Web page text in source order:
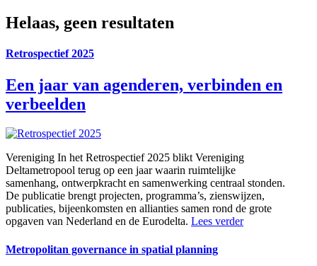
Helaas, geen resultaten
Retrospectief 2025
Een jaar van agenderen, verbinden en
verbeelden
Vereniging In het Retrospectief 2025 blikt Vereniging
Deltametropool terug op een jaar waarin ruimtelijke
samenhang, ontwerpkracht en samenwerking centraal stonden.
De publicatie brengt projecten, programma’s, zienswijzen,
publicaties, bijeenkomsten en allianties samen rond de grote
opgaven van Nederland en de Eurodelta. Lees verder
Metropolitan governance in spatial planning